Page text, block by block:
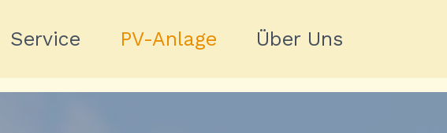
Service PV-Anlage Über Uns